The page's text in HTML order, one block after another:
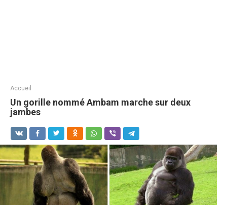
Accueil
Un gorille nommé Ambam marche sur deux
jambes